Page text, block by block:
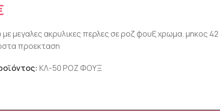
με μεγαλες ακρυλικες περλες σε ροζ φουξ χρωμα. μηκος 42
προεκταση
ΚΛ-50 ΡΟΖ ΦΟΥΞ